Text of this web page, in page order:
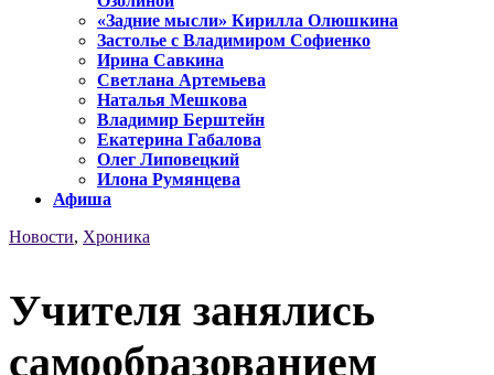
«Задние мысли» Кирилла Олюшкина
Застолье с Владимиром Софиенко
Ирина Савкина
Светлана Артемьева
Наталья Мешкова
Владимир Берштейн
Екатерина Габалова
Олег Липовецкий
Илона Румянцева
Афиша
Новости, Хроника
Учителя занялись
самообразованием